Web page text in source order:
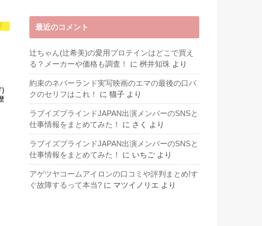
)
最近のコメント
辻ちゃん(辻希美)の愛用プロテインはどこで買え
る？メーカーや価格も調査！
に 桝井知珠 より
約束のネバーランド実写映画のエマの最後の口パ
クのセリフはこれ！
に 猫子 より
ラブイズブラインドJAPAN出演メンバーのSNSと
仕事情報をまとめてみた！
に さく より
ラブイズブラインドJAPAN出演メンバーのSNSと
仕事情報をまとめてみた！
に いちご より
アゲツヤコームアイロンの口コミや評判まとめ!す
ぐ故障するって本当? に マツイノリエ より